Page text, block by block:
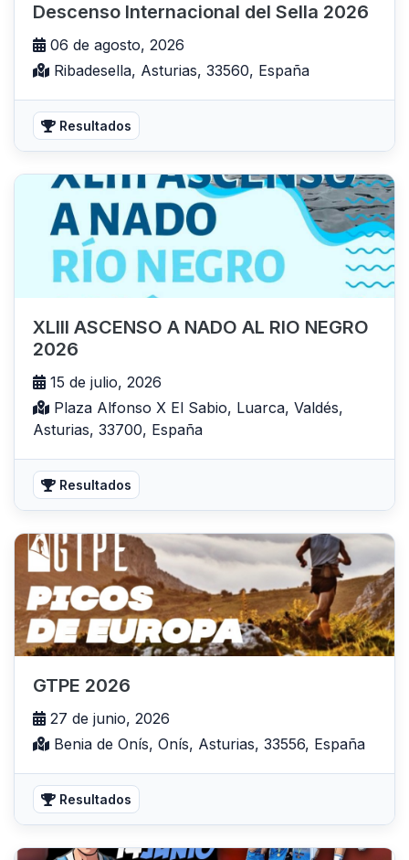
Descenso Internacional del Sella 2026
06 de agosto, 2026
Ribadesella, Asturias, 33560, España
Resultados
XLIII ASCENSO A NADO AL RIO NEGRO
2026
15 de julio, 2026
Plaza Alfonso X El Sabio, Luarca, Valdés,
Asturias, 33700, España
Resultados
GTPE 2026
27 de junio, 2026
Benia de Onís, Onís, Asturias, 33556, España
Resultados